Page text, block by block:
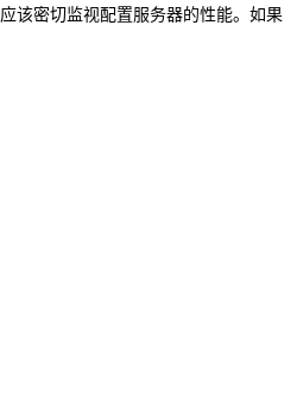
该密切监视配置服务器的性能。如果